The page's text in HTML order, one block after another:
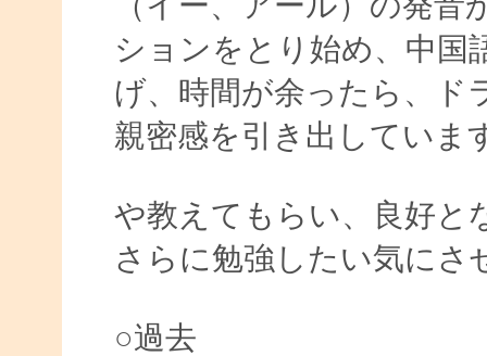
ションをとり始め、中国
げ、時間が余ったら、ド
親密感を引き出していま
や教えてもらい、良好と
さらに勉強したい気にさ
○過去